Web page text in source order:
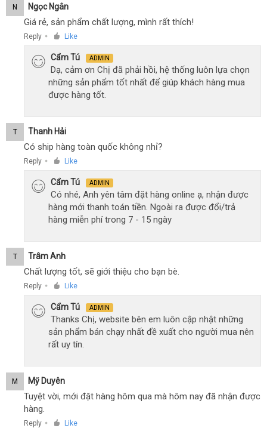
N Ngọc Ngân
Giá rẻ, sản phẩm chất lượng, mình rất thích!
Reply ● Like
Cẩm Tú ADMIN
Dạ, cảm ơn Chị đã phải hồi, hệ thống luôn lựa chọn
những sản phẩm tốt nhất để giúp khách hàng mua
được hàng tốt.
T Thanh Hải
Có ship hàng toàn quốc không nhỉ?
Reply ● Like
Cẩm Tú ADMIN
Có nhé, Anh yên tâm đặt hàng online ạ, nhận được
hàng mới thanh toán tiền. Ngoài ra được đổi/trả
hàng miễn phí trong 7 - 15 ngày
T Trâm Anh
Chất lượng tốt, sẽ giới thiệu cho bạn bè.
Reply ● Like
Cẩm Tú ADMIN
Thanks Chị, website bên em luôn cập nhật những
sản phẩm bán chạy nhất đề xuất cho người mua nên
rất uy tín.
M Mỹ Duyên
Tuyệt vời, mới đặt hàng hôm qua mà hôm nay đã nhận được
hàng.
Reply ● Like